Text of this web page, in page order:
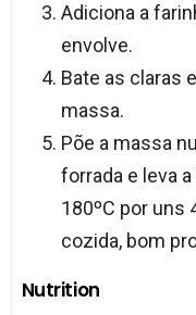
Adiciona a
envolve.
Bate as claras
massa.
Põe a massa
forrada e leva
180ºC por uns
cozida, bom
Nutrition